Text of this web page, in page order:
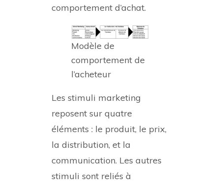
comportement d’achat.
Modèle de
comportement de
l’acheteur
Les stimuli marketing
reposent sur quatre
éléments : le produit, le prix,
la distribution, et la
communication. Les autres
stimuli sont reliés à